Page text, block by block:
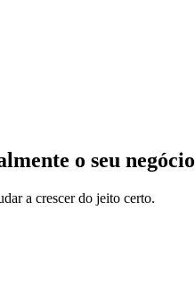
o seu negócio
a crescer do jeito certo.